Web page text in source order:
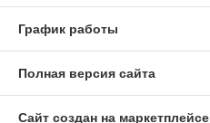
График работы
Полная версия сайта
Сайт создан на маркетплейсе